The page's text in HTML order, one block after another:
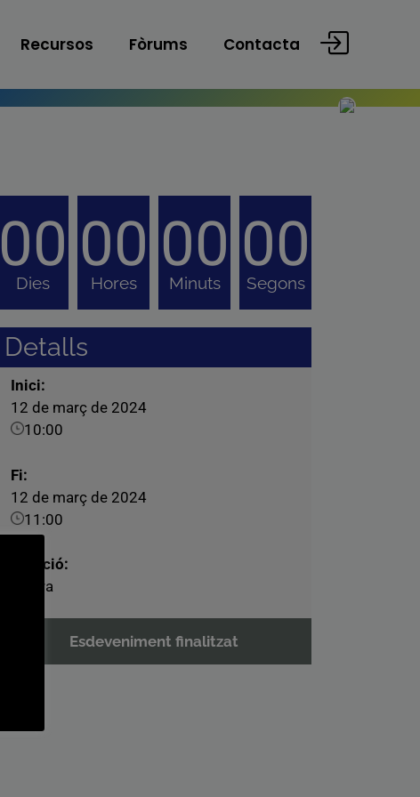
Recursos Fòrums Contacta
00
Dies
00
Hores
00
Minuts
00
Segons
Detalls
Inici:
12 de març de 2024
10:00
Fi:
12 de març de 2024
11:00
Duració:
1 hora
Esdeveniment finalitzat